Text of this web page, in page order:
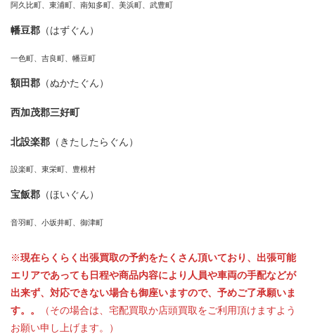
阿久比町、東浦町、南知多町、美浜町、武豊町
幡豆郡 （はずぐん）
一色町、吉良町、幡豆町
額田郡 （ぬかたぐん）
西加茂郡三好町
北設楽郡 （きたしたらぐん）
設楽町、東栄町、豊根村
宝飯郡 （ほいぐん）
音羽町、小坂井町、御津町
※現在らくらく出張買取の予約をたくさん頂いており、出張可能
エリアであっても日程や商品内容により人員や車両の手配などが
出来ず、対応できない場合も御座いますので、予めご了承願いま
す。。
（その場合は、宅配買取か店頭買取をご利用頂けますよう
お願い申し上げます。）